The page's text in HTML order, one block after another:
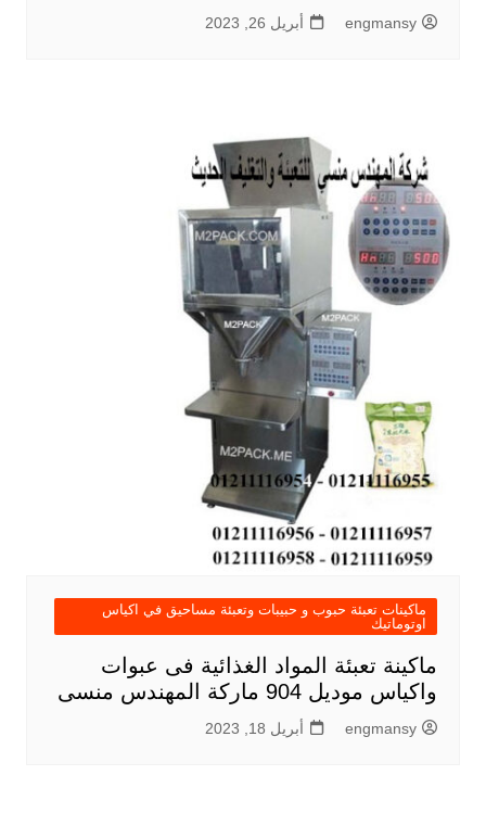
engmansy أبريل 26, 2023
ماكينات تعبئة حبوب و حبيبات وتعبئة مساحيق في اكياس
اوتوماتيك
ماكينة تعبئة المواد الغذائية فى عبوات
واكياس موديل 904 ماركة المهندس منسى
engmansy أبريل 18, 2023